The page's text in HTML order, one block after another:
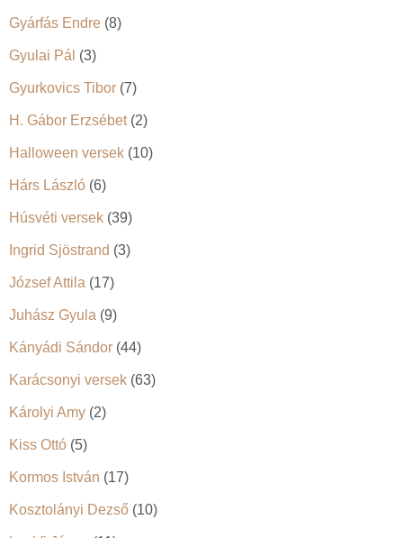
Gyárfás Endre (8)
Gyulai Pál (3)
Gyurkovics Tibor (7)
H. Gábor Erzsébet(2)
Halloween versek (10)
Hárs László (6)
Húsvéti versek (39)
Ingrid Sjöstrand (3)
József Attila (17)
Juhász Gyula (9)
Kányádi Sándor (44)
Karácsonyi versek (63)
Károlyi Amy (2)
Kiss Ottó (5)
Kormos István (17)
Kosztolányi Dezső (10)